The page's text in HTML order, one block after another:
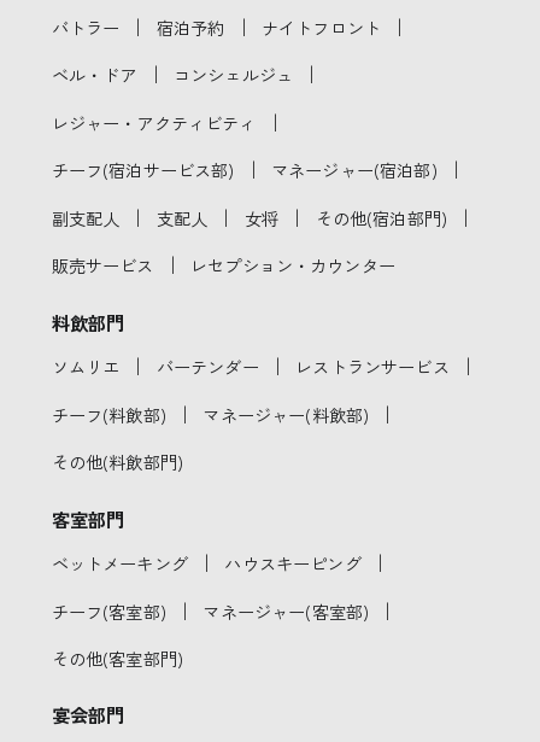
バトラー ｜ 宿泊予約 ｜ ナイトフロント ｜
ベル・ドア ｜ コンシェルジュ ｜
レジャー・アクティビティ ｜
チーフ(宿泊サービス部) ｜ マネージャー(宿泊部) ｜
副支配人 ｜ 支配人 ｜ 女将 ｜ その他(宿泊部門) ｜
販売サービス ｜ レセプション・カウンター
料飲部門
ソムリエ ｜ バーテンダー ｜ レストランサービス ｜
チーフ(料飲部) ｜ マネージャー(料飲部) ｜
その他(料飲部門)
客室部門
ベットメーキング ｜ ハウスキーピング ｜
チーフ(客室部) ｜ マネージャー(客室部) ｜
その他(客室部門)
宴会部門